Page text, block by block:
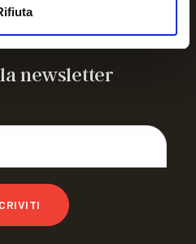
a FIRENZE 26
newsletter